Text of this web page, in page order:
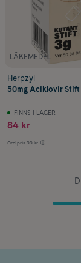
LÄKEMEDEL
Herpzyl
50mg Aciklovir Stift
FINNS I LAGER
84 kr
Ord.pris 99 kr